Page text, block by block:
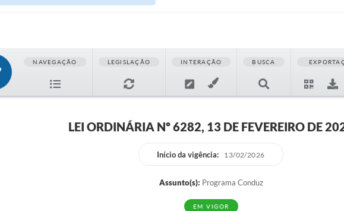
NAVEGAÇÃO LEGISLAÇÃO INTERAÇÃO BUSCA
LEI ORDINÁRIA Nº 6282, 13 DE FEVEREIRO DE
Início da vigência: 13/02/2026
Assunto(s): Programa Conduz
EM VIGOR